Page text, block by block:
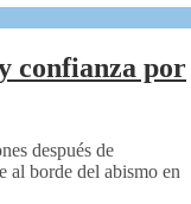
confianza por
después de
al borde del abismo en